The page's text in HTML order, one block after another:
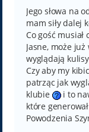
t
Jego słowa na
mam siły dalej
Co gość
Jasne, może
wyglądają
Czy aby my
patrząc jak
klubie
i to
które
Powodzenia